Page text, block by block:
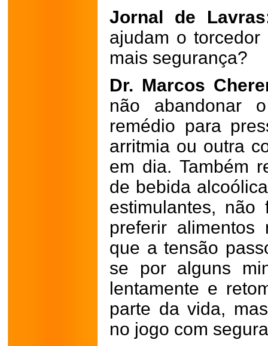
Jornal de
ajudam o
mais segurança?
Dr. Marcos
não abandonar
remédio para
arritmia ou outra
em dia. Também
de bebida
estimulantes, não
preferir alimentos
que a tensão
se por alguns
lentamente e
parte da vida,
no jogo com